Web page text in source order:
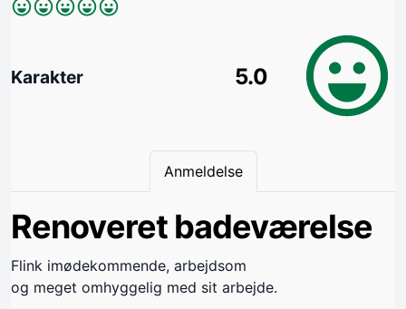
Karakter 5.0
Anmeldelse
Renoveret badeværelse
Flink imødekommende, arbejdsom
og meget omhyggelig med sit arbejde.